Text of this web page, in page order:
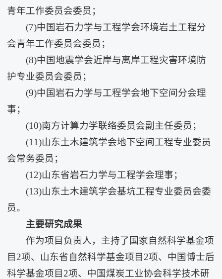
青年工作委员会委员；
(7)中国岩石力学与工程学会环境岩土工程分
会青年工作委员会委员；
(8)中国地震学会近岸与离岸工程灾害环境防
护专业委员会委员；
(9)中国岩石力学与工程学会地下空间分会理
事；
(10)南方计算力学联络委员会副主任委员；
(11)山东土木建筑学会地下空间工程专业委员
会常务委员；
(12)山东省岩石力学与工程学会理事；
(13)山东土木建筑学会基坑工程专业委员会委
员。
主要研究成果
作为项目负责人，主持了国家自然科学基金项
目2项、山东省自然科学基金项目2项、中国博士后
科学基金项目2项、中国煤炭工业协会科学技术研